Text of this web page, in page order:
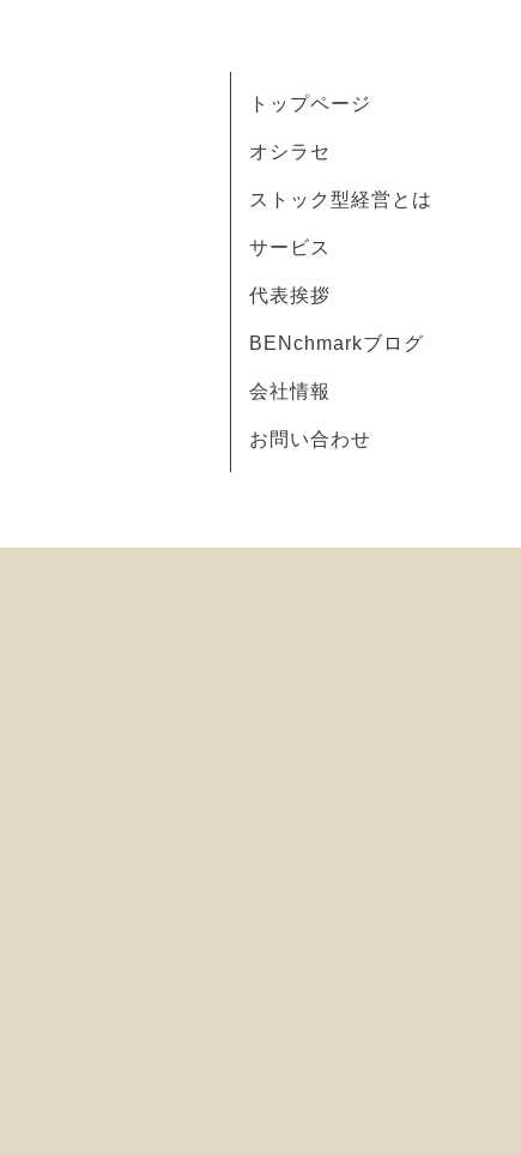
トップページ
オシラセ
ストック型経営とは
サービス
代表挨拶
BENchmarkブログ
会社情報
お問い合わせ